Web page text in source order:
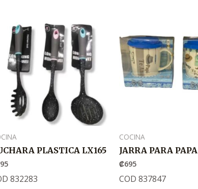
PLASTICA LX165
832283
COCINA
JARRA PARA PAPA
₡695
COD 837847